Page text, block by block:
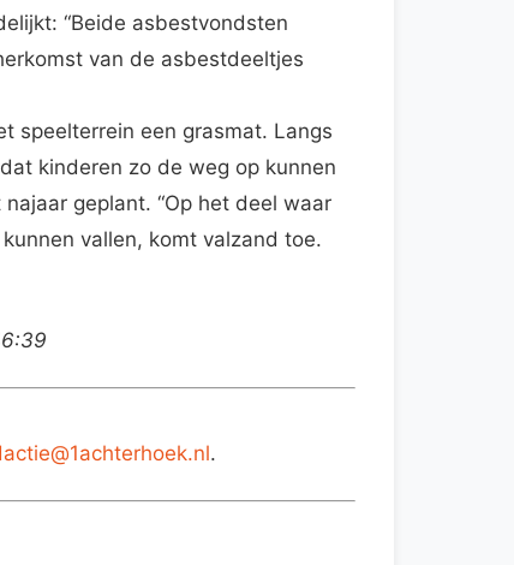
“Beide asbestvondsten
van de asbestdeeltjes
speelterrein een grasmat. Langs
kinderen zo de weg op kunnen
geplant. “Op het deel waar
vallen, komt valzand toe.
.